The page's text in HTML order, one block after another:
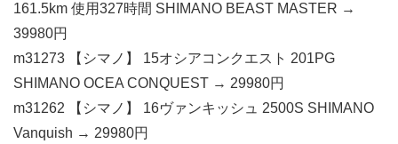
161.5km 使用327時間 SHIMANO BEAST MASTER →
39980円
m31273 【シマノ】 15オシアコンクエスト 201PG
SHIMANO OCEA CONQUEST → 29980円
m31262 【シマノ】 16ヴァンキッシュ 2500S SHIMANO
Vanquish → 29980円